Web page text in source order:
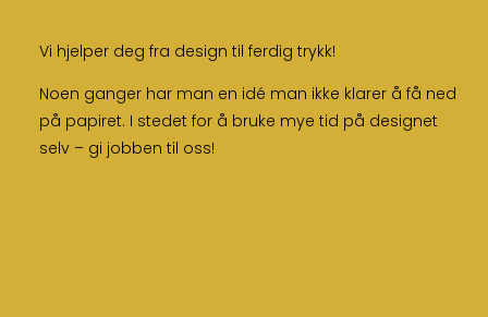
Vi hjelper deg fra design til ferdig trykk!
Noen ganger har man en idé man ikke klarer å få ned
på papiret. I stedet for å bruke mye tid på designet
selv – gi jobben til oss!